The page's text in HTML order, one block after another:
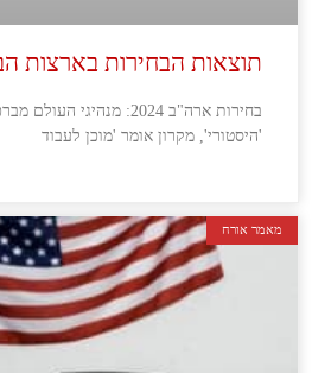
תוצאות הבחירות בארצות
בחירות ארה"ב 2024:
'היסטורי', מקרון אומר 'מוכן לעבוד
מאמר אורח